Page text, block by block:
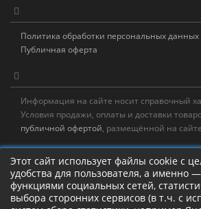
Политика обработки персональных данных
Публичная оферта
Информация на сайте носит справочный
Условия продажи, оплаты и доставки
публичной офертой, размещённой на
Новостная рассылка
Новости, акции, распродажи и полезные
Этот сайт использует файлы cookie с
удобства для пользователя, а именно
функциями социальных сетей,
выбора сторонних сервисов (в т.ч. с